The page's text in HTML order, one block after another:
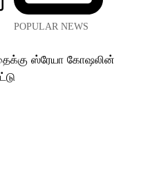
POPULAR NEWS